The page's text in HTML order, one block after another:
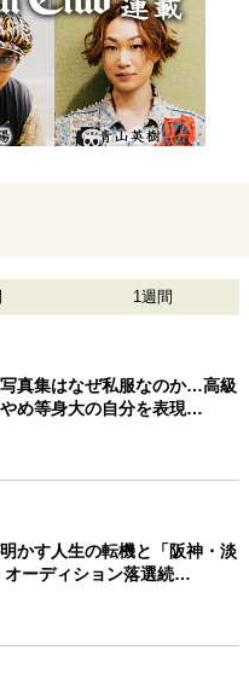
1週間
真集はなぜ私服なのか…高級
め等身大の自分を表現…
かす人生の転機と「阪神・淡
オーディション落選続…